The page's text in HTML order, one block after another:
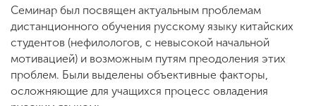
Семинар был посвящен актуальным проблемам
дистанционного обучения русскому языку китайских
студентов (нефилологов, с невысокой начальной
мотивацией) и возможным путям преодоления этих
проблем. Были выделены объективные факторы,
осложняющие для учащихся процесс овладения